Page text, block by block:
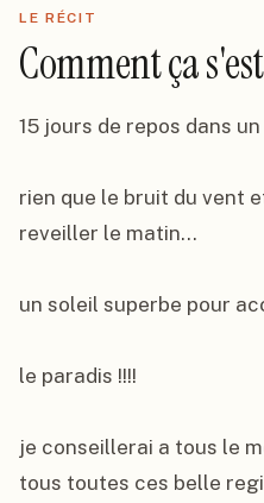
LE RÉCIT
Comment ça
15 jours de repos dans
rien que le bruit du vent
reveiller le matin...
un soleil superbe pour
le paradis !!!!
je conseillerai a tous le
tous toutes ces belle